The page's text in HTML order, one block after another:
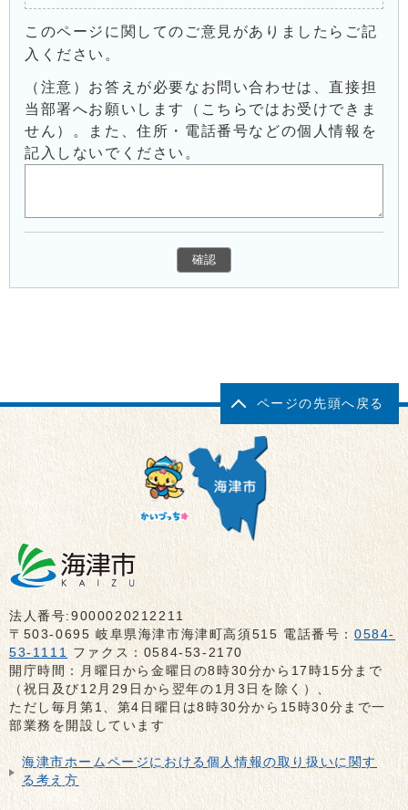
このページに関してのご意見がありましたらご記
入ください。
（注意）お答えが必要なお問い合わせは、直接担
当部署へお願いします（こちらではお受けできま
せん）。また、住所・電話番号などの個人情報を
記入しないでください。
ページの先頭へ戻る
法人番号:9000020212211
〒503-0695 岐阜県海津市海津町高須515 電話番号：0584-
53-1111 ファクス：0584-53-2170
開庁時間：月曜日から金曜日の8時30分から17時15分まで
（祝日及び12月29日から翌年の1月3日を除く）、
ただし毎月第1、第4日曜日は8時30分から15時30分まで一
部業務を開設しています
海津市ホームページにおける個人情報の取り扱いに関す
る考え方